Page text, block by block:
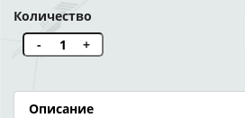
Количество
-
+
Описание